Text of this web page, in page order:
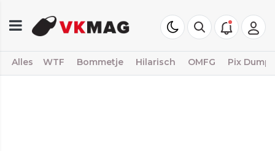
Alles WTF Bommetje Hilarisch OMFG Pix Dump